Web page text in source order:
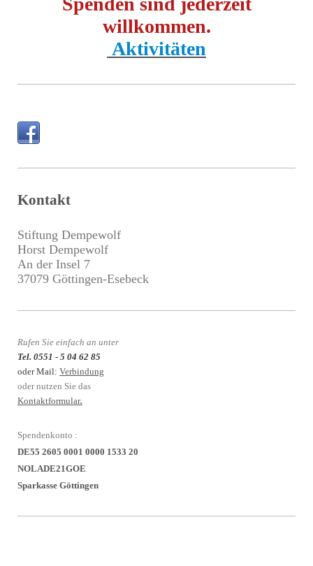
willkommen.
Aktivitäten
Kontakt
Stiftung Dempewolf
Horst Dempewolf
An der Insel 7
37079 Göttingen-Esebeck
Rufen Sie einfach an unter
Tel. 0551 - 5 04 62 85
oder Mail: Verbindung
oder nutzen Sie das
Kontaktformular.
Spendenkonto :
DE55 2605 0001 0000 1533 20
NOLADE21GOE
Sparkasse Göttingen